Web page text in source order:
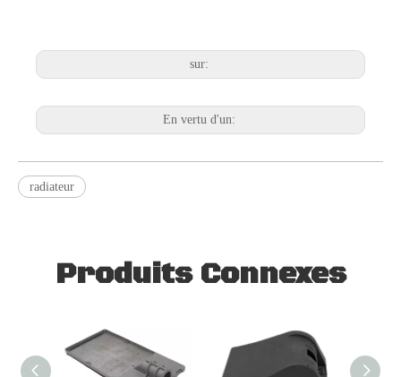
sur:
En vertu d'un:
radiateur
Produits Connexes